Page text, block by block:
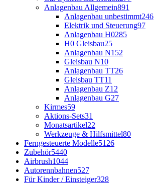
Anlagenbau Allgemein891
Anlagenbau unbestimmt246
Elektrik und Steuerung97
Anlagenbau H0285
H0 Gleisbau25
Anlagenbau N152
Gleisbau N10
Anlagenbau TT26
Gleisbau TT11
Anlagenbau Z12
Anlagenbau G27
Kirmes59
Aktions-Sets31
Monatsartikel22
Werkzeuge & Hilfsmittel80
Ferngesteuerte Modelle5126
Zubehör5440
Airbrush1044
Autorennbahnen527
Für Kinder / Einsteiger328